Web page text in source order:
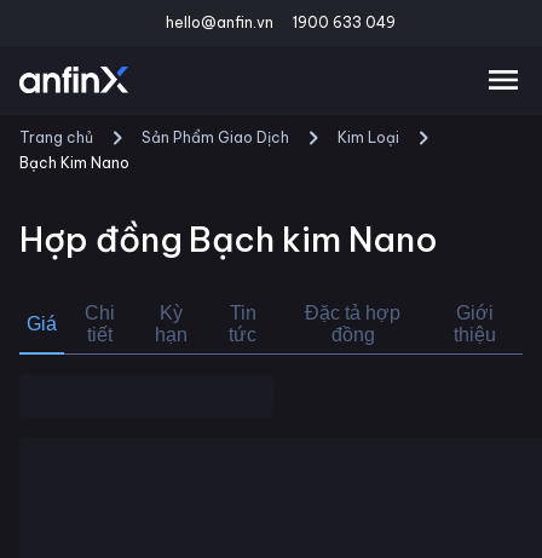
hello@anfin.vn 1900 633 049
Trang chủ Sản Phẩm Giao Dịch
Kim Loại
Bạch Kim Nano
Hợp đồng Bạch kim Nano
Giá
Chi
tiết
Kỳ
hạn
Tin
tức
Đặc tả hợp
đồng
Giới
thiệu